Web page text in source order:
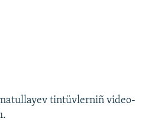
tintüvlerniñ video-